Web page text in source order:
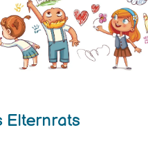
Elternrats